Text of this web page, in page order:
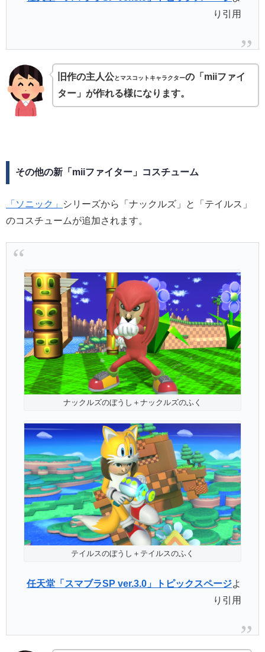
り引用
旧作の主人公とマスコットキャラクターの「miiファイ
ター」が作れる様になります。
その他の新「miiファイター」コスチューム
「ソニック」
シリーズから「ナックルズ」と「テイルス」
のコスチュームが追加されます。
ナックルズのぼうし＋ナックルズのふく
テイルスのぼうし＋テイルスのふく
任天堂「スマブラSP ver.3.0」トピックスページよ
り引用